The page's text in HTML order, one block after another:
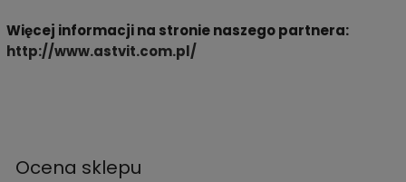
Więcej informacji na stronie naszego partnera:
http://www.astvit.com.pl/
Ocena sklepu